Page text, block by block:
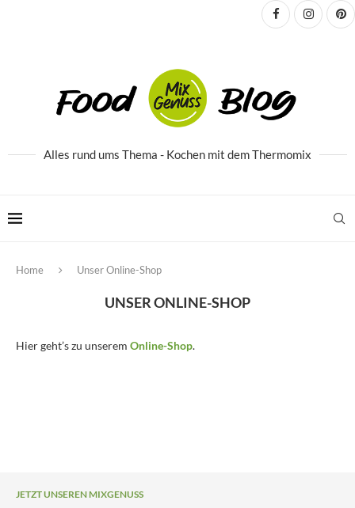
Alles rund ums Thema - Kochen mit dem Thermomix
Home Unser Online-Shop
UNSER ONLINE-SHOP
Hier geht’s zu unserem Online-Shop.
JETZT UNSEREN MIXGENUSS